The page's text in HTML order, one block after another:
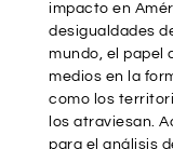
impacto en
desigualdades
mundo, el papel
medios en la
como los
los atraviesan.
para el análisis